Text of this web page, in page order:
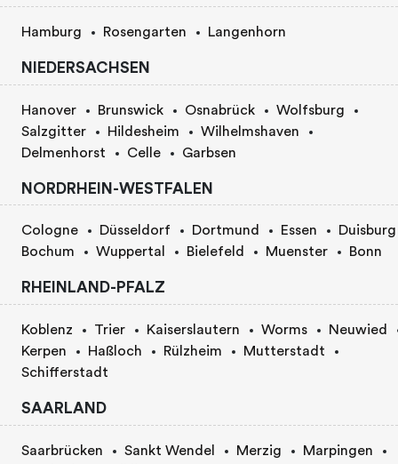
Hamburg Rosengarten Langenhorn
NIEDERSACHSEN
Hanover Brunswick Osnabrück
Wolfsburg
Salzgitter
Hildesheim
Wilhelmshaven
Delmenhorst
Celle Garbsen
NORDRHEIN-WESTFALEN
Cologne Düsseldorf Dortmund Essen
Duisburg
Bochum
Wuppertal Bielefeld Muenster Bonn
RHEINLAND-PFALZ
Koblenz Trier Kaiserslautern Worms
Neuwied
Kerpen
Haßloch Rülzheim
Mutterstadt
Schifferstadt
SAARLAND
Saarbrücken Sankt Wendel Merzig
Marpingen